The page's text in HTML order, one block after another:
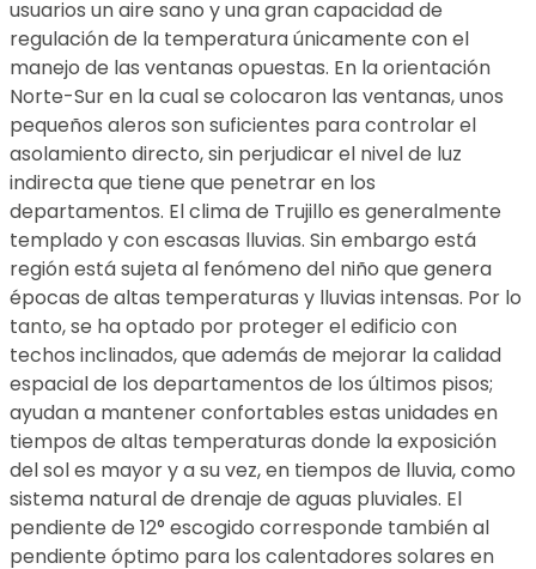
usuarios un aire sano y una gran capacidad de
regulación de la temperatura únicamente con el
manejo de las ventanas opuestas. En la orientación
Norte-Sur en la cual se colocaron las ventanas, unos
pequeños aleros son suficientes para controlar el
asolamiento directo, sin perjudicar el nivel de luz
indirecta que tiene que penetrar en los
departamentos. El clima de Trujillo es generalmente
templado y con escasas lluvias. Sin embargo está
región está sujeta al fenómeno del niño que genera
épocas de altas temperaturas y lluvias intensas. Por lo
tanto, se ha optado por proteger el edificio con
techos inclinados, que además de mejorar la calidad
espacial de los departamentos de los últimos pisos;
ayudan a mantener confortables estas unidades en
tiempos de altas temperaturas donde la exposición
del sol es mayor y a su vez, en tiempos de lluvia, como
sistema natural de drenaje de aguas pluviales. El
pendiente de 12° escogido corresponde también al
pendiente óptimo para los calentadores solares en